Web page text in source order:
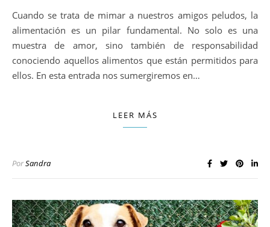
Cuando se trata de mimar a nuestros amigos peludos, la
alimentación es un pilar fundamental. No solo es una
muestra de amor, sino también de responsabilidad
conociendo aquellos alimentos que están permitidos para
ellos. En esta entrada nos sumergiremos en…
LEER MÁS
PorSandra